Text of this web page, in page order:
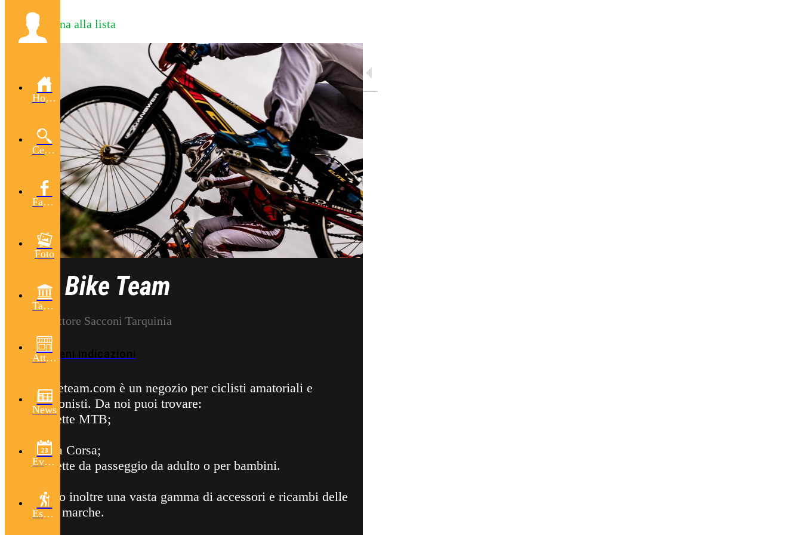
Home
Cerca
Facebook
Foto
Tarquinia
Attività
News
Eventi
Escursioni
Torna alla lista
Max Bike Team
30 Via Ettore Sacconi Tarquinia
Ottieni indicazioni
Maxbiketeam.com è un negozio per ciclisti amatoriali e
professionisti. Da noi puoi trovare:
- Biciclette MTB;
- Bici da Corsa;
- Biciclette da passeggio da adulto o per bambini.
Abbiamo inoltre una vasta gamma di accessori e ricambi delle
migliori marche.